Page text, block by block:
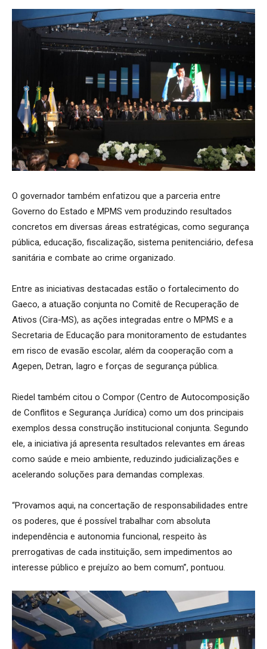
O governador também enfatizou que a parceria entre
Governo do Estado e MPMS vem produzindo resultados
concretos em diversas áreas estratégicas, como segurança
pública, educação, fiscalização, sistema penitenciário, defesa
sanitária e combate ao crime organizado.
Entre as iniciativas destacadas estão o fortalecimento do
Gaeco, a atuação conjunta no Comitê de Recuperação de
Ativos (Cira-MS), as ações integradas entre o MPMS e a
Secretaria de Educação para monitoramento de estudantes
em risco de evasão escolar, além da cooperação com a
Agepen, Detran, Iagro e forças de segurança pública.
Riedel também citou o Compor (Centro de Autocomposição
de Conflitos e Segurança Jurídica) como um dos principais
exemplos dessa construção institucional conjunta. Segundo
ele, a iniciativa já apresenta resultados relevantes em áreas
como saúde e meio ambiente, reduzindo judicializações e
acelerando soluções para demandas complexas.
“Provamos aqui, na concertação de responsabilidades entre
os poderes, que é possível trabalhar com absoluta
independência e autonomia funcional, respeito às
prerrogativas de cada instituição, sem impedimentos ao
interesse público e prejuízo ao bem comum”, pontuou.